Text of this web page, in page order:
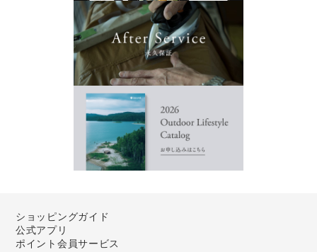
ショッピングガイド
公式アプリ
ポイント会員サービス